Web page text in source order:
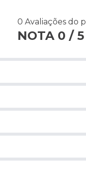
0 Avaliações do
NOTA 0 / 5